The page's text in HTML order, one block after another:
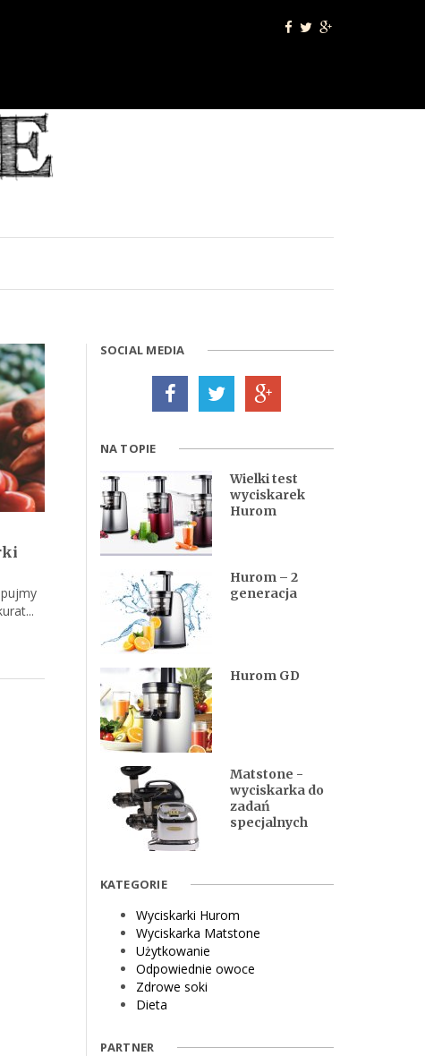
SOCIAL MEDIA
NA TOPIE
Wielki test
wyciskarek
Hurom
Hurom – 2
generacja
Hurom GD
Matstone -
wyciskarka do
zadań
specjalnych
KATEGORIE
Wyciskarki Hurom
Wyciskarka Matstone
Użytkowanie
Odpowiednie owoce
Zdrowe soki
Dieta
PARTNER